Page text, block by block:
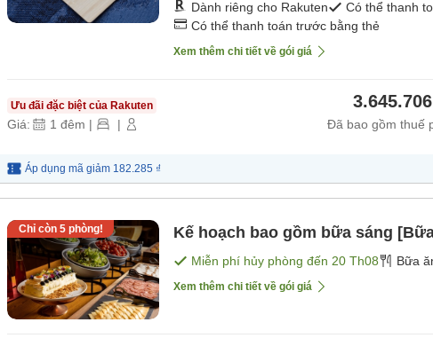
Dành riêng cho Rakuten
Có thể thanh
Có thể thanh toán trước bằng thẻ
Xem thêm chi tiết về gói giá
Ưu đãi đặc biệt của Rakuten
Giá: 1 đêm | | Đã bao gồm thuế
Áp dụng mã giảm 182.285 ₫
Chỉ còn 5phòng! Kế hoạch bao gồm bữa sáng
Miễn phí hủy phòng đến 20 Th08 Bữa
Xem thêm chi tiết về gói giá